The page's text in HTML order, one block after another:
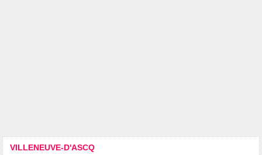
VILLENEUVE-D'ASCQ